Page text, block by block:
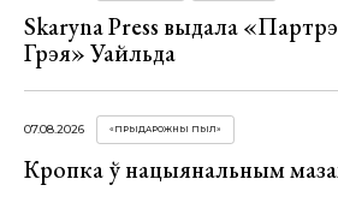
Skaryna Press выдала
Грэя» Уайльда
07.08.2026 «ПРЫДАРОЖНЫ ПЫЛ»
Кропка ў нацыянальным